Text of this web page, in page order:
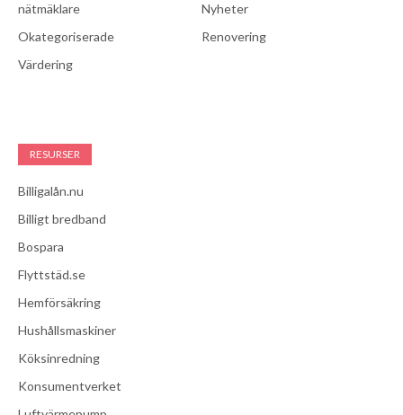
nätmäklare
Nyheter
Okategoriserade
Renovering
Värdering
RESURSER
Billigalån.nu
Billigt bredband
Bospara
Flyttstäd.se
Hemförsäkring
Hushållsmaskiner
Köksinredning
Konsumentverket